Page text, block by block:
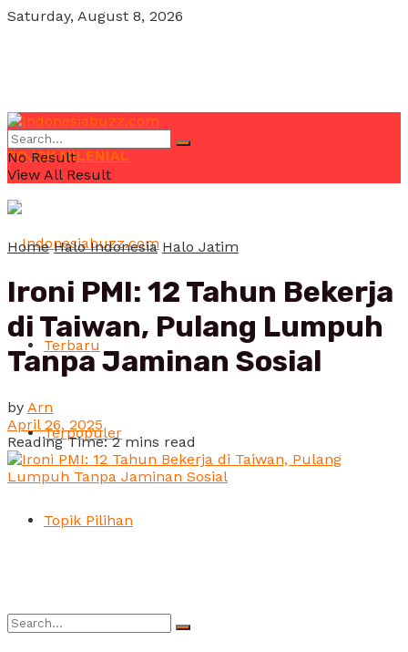
Saturday, August 8, 2026
POJOK MILENIAL
Terbaru
Terpopuler
Topik Pilihan
No Result
View All Result
Home Halo Indonesia Halo Jatim
Ironi PMI: 12 Tahun Bekerja
di Taiwan, Pulang Lumpuh
Tanpa Jaminan Sosial
by Arn
April 26, 2025
Reading Time: 2 mins read